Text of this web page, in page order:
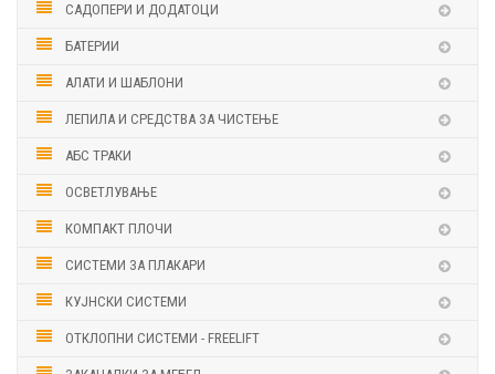
САДОПЕРИ И ДОДАТОЦИ
БАТЕРИИ
АЛАТИ И ШАБЛОНИ
ЛЕПИЛА И СРЕДСТВА ЗА ЧИСТЕЊЕ
АБС ТРАКИ
ОСВЕТЛУВАЊЕ
КОМПАКТ ПЛОЧИ
СИСТЕМИ ЗА ПЛАКАРИ
КУЈНСКИ СИСТЕМИ
ОТКЛОПНИ СИСТЕМИ - FREELIFT